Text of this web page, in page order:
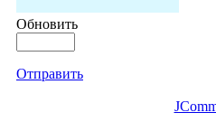
Обновить
Отправить